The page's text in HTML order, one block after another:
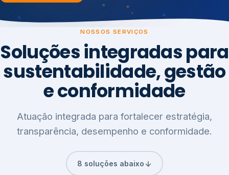
NOSSOS SERVIÇOS
Soluções integradas para
sustentabilidade, gestão
e conformidade
Atuação integrada para fortalecer estratégia,
transparência, desempenho e conformidade.
8 soluções abaixo